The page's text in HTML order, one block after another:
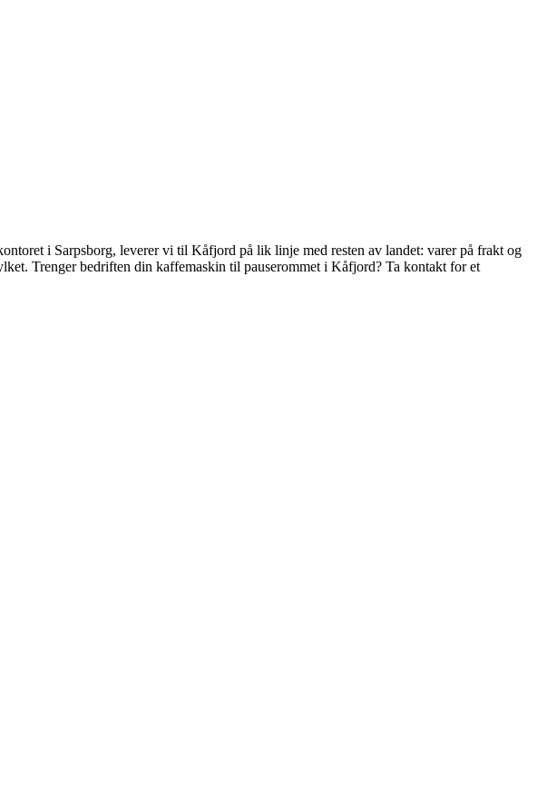
i Sarpsborg, leverer vi til Kåfjord på lik linje med resten av landet: varer på frakt og
Trenger bedriften din kaffemaskin til pauserommet i Kåfjord? Ta kontakt for et